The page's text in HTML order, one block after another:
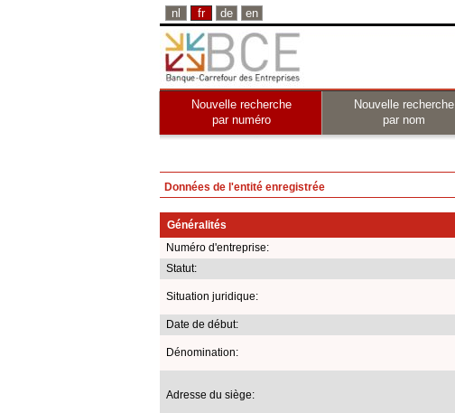
nl fr de en
Nouvelle recherche
par numéro
Nouvelle recherche
par nom
Données de l'entité enregistrée
Généralités
Numéro d'entreprise:
Statut:
Situation juridique:
Date de début:
Dénomination:
Adresse du siège: